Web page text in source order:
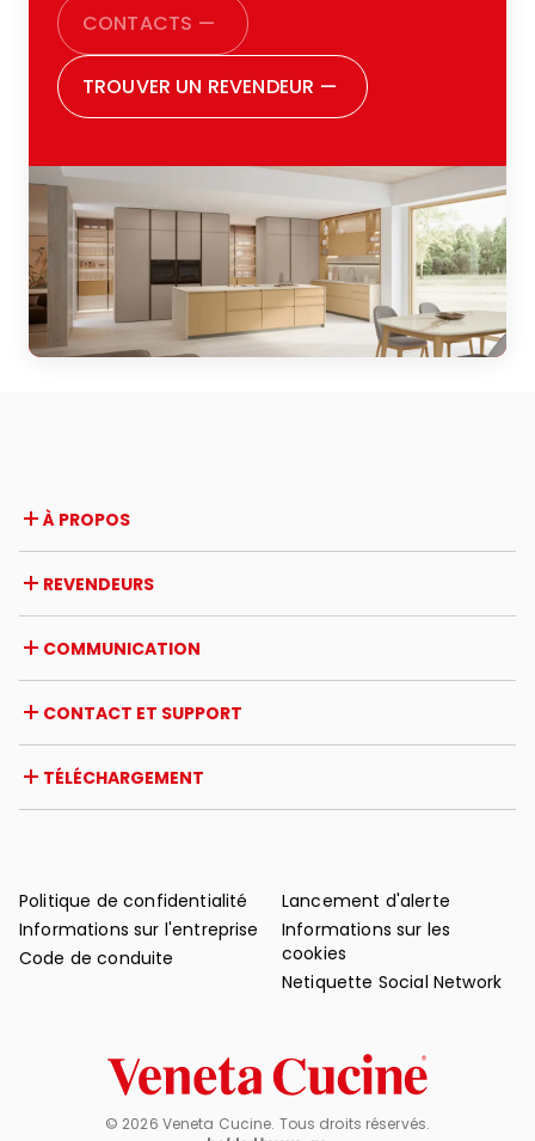
CONTACTS —
TROUVER UN REVENDEUR —
À PROPOS
Prix et reconnaissances
Opportunités de carrière
Certifications
REVENDEURS
Étranger
Initiatives des revendeurs
COMMUNICATION
Actualités
Revue de presse
CONTACT ET SUPPORT
Garantie
Support après-vente
TÉLÉCHARGEMENT
Politique de confidentialité
Informations sur l'entreprise
Code de conduite
Lancement d'alerte
Informations sur les
cookies
Netiquette Social Network
© 2026 Veneta Cucine. Tous droits réservés.